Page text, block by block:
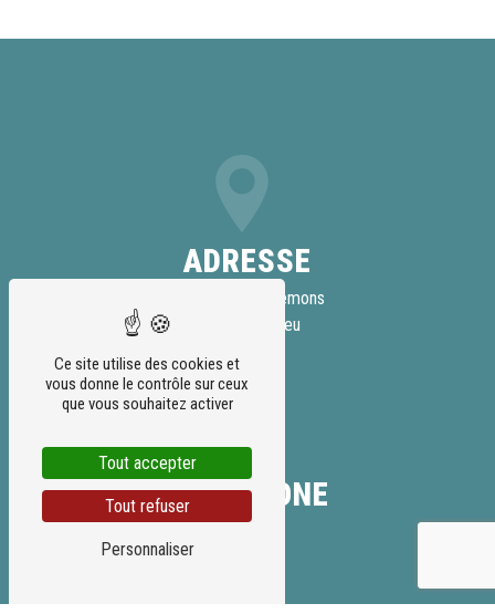
ADRESSE
108 Route de Semons
38440 Lieudieu
TÉLÉPHONE
Ce site utilise des cookies et
vous donne le contrôle sur ceux
que vous souhaitez activer
Tout accepter
Tout refuser
Personnaliser